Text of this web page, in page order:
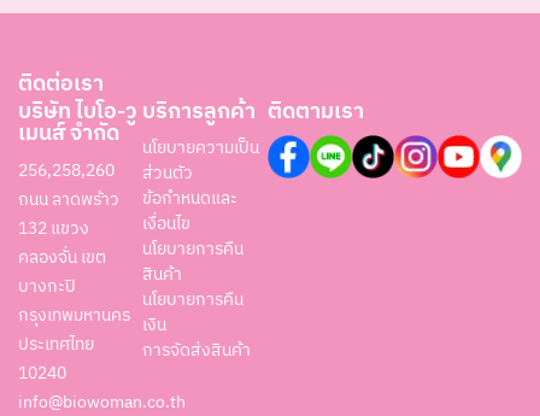
ติดต่อเรา
บริษัท ไบโอ-วู
เมนส์ จำกัด
256,258,260
ถนน ลาดพร้าว
132 แขวง
คลองจั่น เขต
บางกะปิ
กรุงเทพมหานคร
ประเทศไทย
10240
info@biowoman.co.th
บริการลูกค้า
นโยบายความเป็น
ส่วนตัว
ข้อกำหนดและ
เงื่อนไข
นโยบายการคืน
สินค้า
นโยบายการคืน
เงิน
การจัดส่งสินค้า
ติดตามเรา